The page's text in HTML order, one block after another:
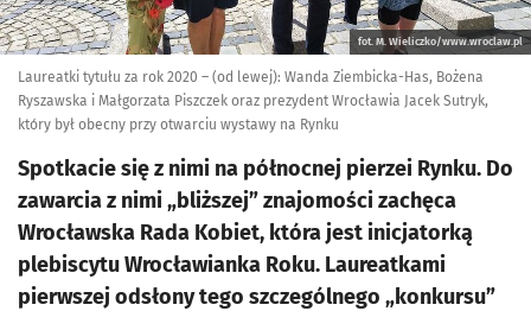
fot. M. Wieliczko/www.wroclaw.pl
Laureatki tytułu za rok 2020 – (od lewej): Wanda Ziembicka-Has, Bożena
Ryszawska i Małgorzata Piszczek oraz prezydent Wrocławia Jacek Sutryk,
który był obecny przy otwarciu wystawy na Rynku
Spotkacie się z nimi na północnej pierzei Rynku. Do
zawarcia z nimi „bliższej” znajomości zachęca
Wrocławska Rada Kobiet, która jest inicjatorką
plebiscytu Wrocławianka Roku. Laureatkami
pierwszej odsłony tego szczególnego „konkursu”